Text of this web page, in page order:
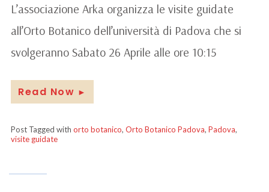
L’associazione Arka organizza le visite guidate
all’Orto Botanico dell’università di Padova che si
svolgeranno Sabato 26 Aprile alle ore 10:15
Read Now ►
Post Tagged with orto botanico, Orto Botanico Padova, Padova,
visite guidate